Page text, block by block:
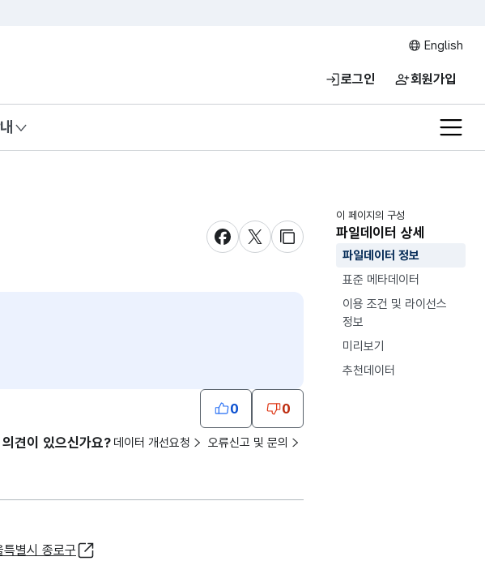
English
로그인 회원가입
전체
새창 열림새창 열림새창 열림
0 0
이 페이지의 구성
파일데이터 상세
파일데이터 정보
표준 메타데이터
이용 조건 및 라이선스
정보
미리보기
추천데이터
견이 있으신가요? 데이터 개선요청 오류신고 및 문의
특별시 종로구